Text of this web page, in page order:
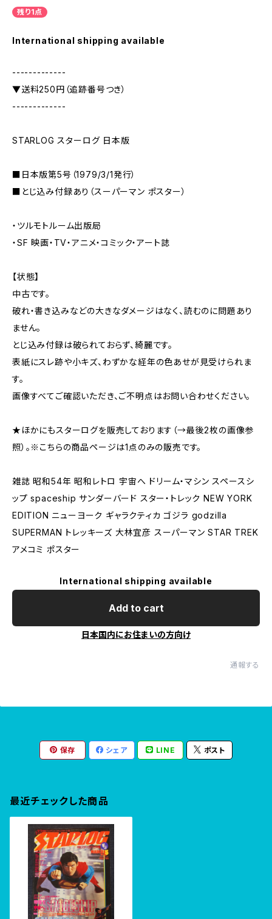
残り1点
International shipping available
-------------
▼送料250円（追跡番号つき）
-------------
STARLOG スターログ 日本版
■日本版第5号（1979/3/1発行）
■とじ込み付録あり（スーパーマン ポスター）
・ツルモトルーム出版局
・SF 映画・TV・アニメ・コミック・アート誌
【状態】
中古です。
破れ・書き込みなどの大きなダメージはなく、読むのに問題あり
ません。
とじ込み付録は破られておらず、綺麗です。
表紙にスレ跡や小キズ、わずかな経年の色あせが見受けられま
す。
画像すべてご確認いただき、ご不明点はお問い合わせください。
★ほかにもスターログを販売しております（→最後2枚の画像参
照）。※こちらの商品ページは1点のみの販売です。
雑誌 昭和54年 昭和レトロ 宇宙へ ドリーム・マシン スペースシ
ップ spaceship サンダーバード スター・トレック NEW YORK
EDITION ニューヨーク ギャラクティカ ゴジラ godzilla
SUPERMAN トレッキーズ 大林宜彦 スーパーマン STAR TREK
アメコミ ポスター
International shipping available
Add to cart
日本国内にお住まいの方向け
通報する
保存 シェア LINE ポスト
最近チェックした商品